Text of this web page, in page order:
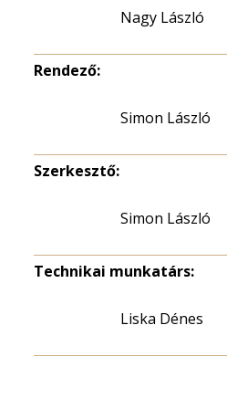
Nagy László
Rendező:
Simon László
Szerkesztő:
Simon László
Technikai munkatárs:
Liska Dénes